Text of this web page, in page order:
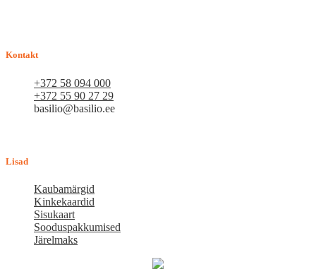
Kontakt
+372 58 094 000
+372 55 90 27 29
basilio@basilio.ee
Lisad
Kaubamärgid
Kinkekaardid
Sisukaart
Sooduspakkumised
Järelmaks